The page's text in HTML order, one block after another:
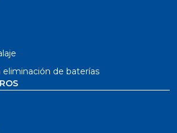
de baterías